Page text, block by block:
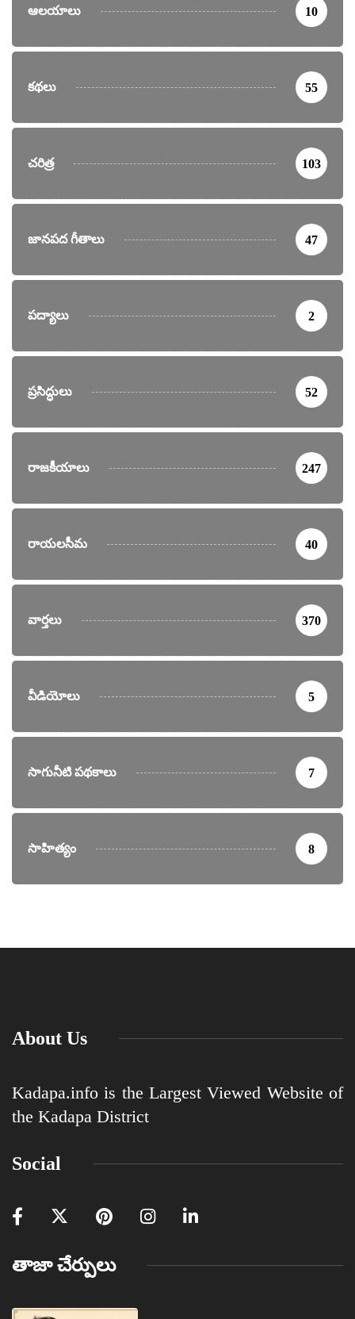
ఆలయాలు 10
కథలు 55
చరిత్ర 103
జానపద గీతాలు 47
పద్యాలు 2
ప్రసిద్ధులు 52
రాజకీయాలు 247
రాయలసీమ 40
వార్తలు 370
వీడియోలు 5
సాగునీటి పథకాలు 7
సాహిత్యం 8
About Us
Kadapa.info is the Largest Viewed Website of
the Kadapa District
Social
తాజా చేర్పులు